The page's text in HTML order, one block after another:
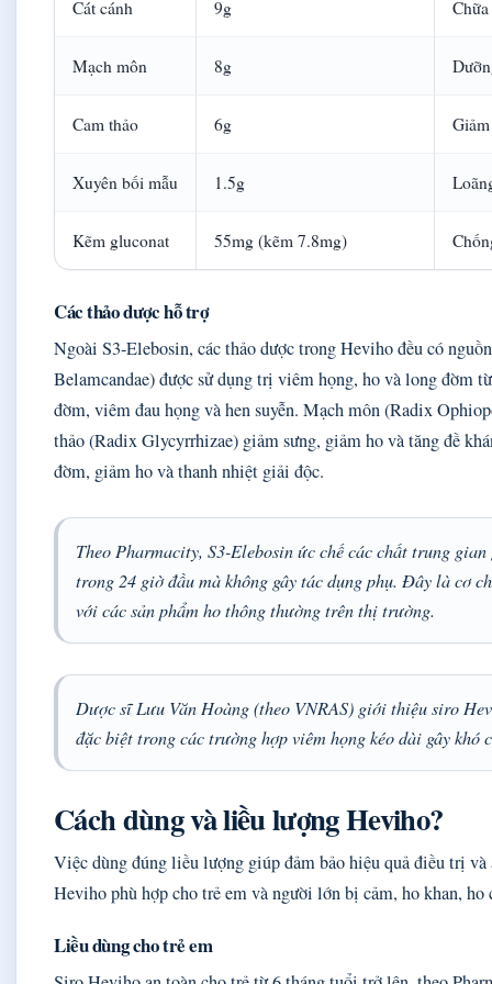
Cát cánh 9g
Mạch môn 8g
Cam thảo 6g
Xuyên bối mẫu 1.5g
Kẽm gluconat 55mg (kẽm 7.8mg)
Các thảo dược hỗ trợ
Ngoài S3-Elebosin, các thảo dược trong Heviho đều có
Belamcandae) được sử dụng trị viêm họng, ho và long đờm
đờm, viêm đau họng và hen suyễn. Mạch môn (Radix
thảo (Radix Glycyrrhizae) giảm sưng, giảm ho và tăng đề
đờm, giảm ho và thanh nhiệt giải độc.
Theo Pharmacity, S3-Elebosin ức chế các chất trung
trong 24 giờ đầu mà không gây tác dụng phụ. Đây là cơ
với các sản phẩm ho thông thường trên thị trường.
Dược sĩ Lưu Văn Hoàng (theo VNRAS) giới thiệu siro
đặc biệt trong các trường hợp viêm họng kéo dài gây khó
Cách dùng và liều lượng Heviho?
Việc dùng đúng liều lượng giúp đảm bảo hiệu quả điều trị
Heviho phù hợp cho trẻ em và người lớn bị cảm, ho khan,
Liều dùng cho trẻ em